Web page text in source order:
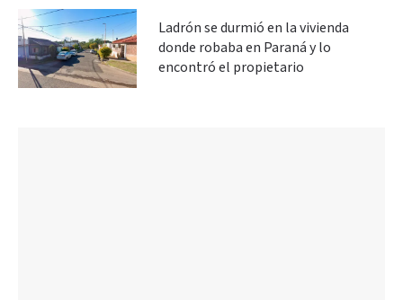
Ladrón se durmió en la vivienda
donde robaba en Paraná y lo
encontró el propietario